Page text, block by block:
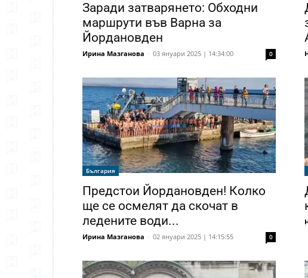
Заради затварянето: Обходни
маршрути във Варна за
Йордановден
Ирина Мазганова - 03 януари 2025 | 14:34:00 0
България
Предстои Йордановден! Колко
ще се осмелят да скочат в
ледените води...
Ирина Мазганова - 02 януари 2025 | 14:15:55 0